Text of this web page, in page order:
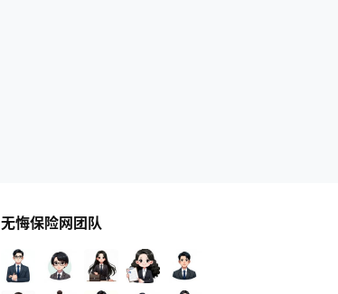
无悔保险网团队